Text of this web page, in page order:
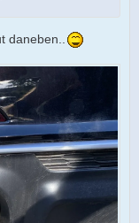
daneben..